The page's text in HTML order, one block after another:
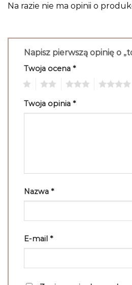
Na razie nie ma opinii o
Napisz pierwszą opinię o
Twoja ocena *
Twoja opinia *
Nazwa *
E-mail *